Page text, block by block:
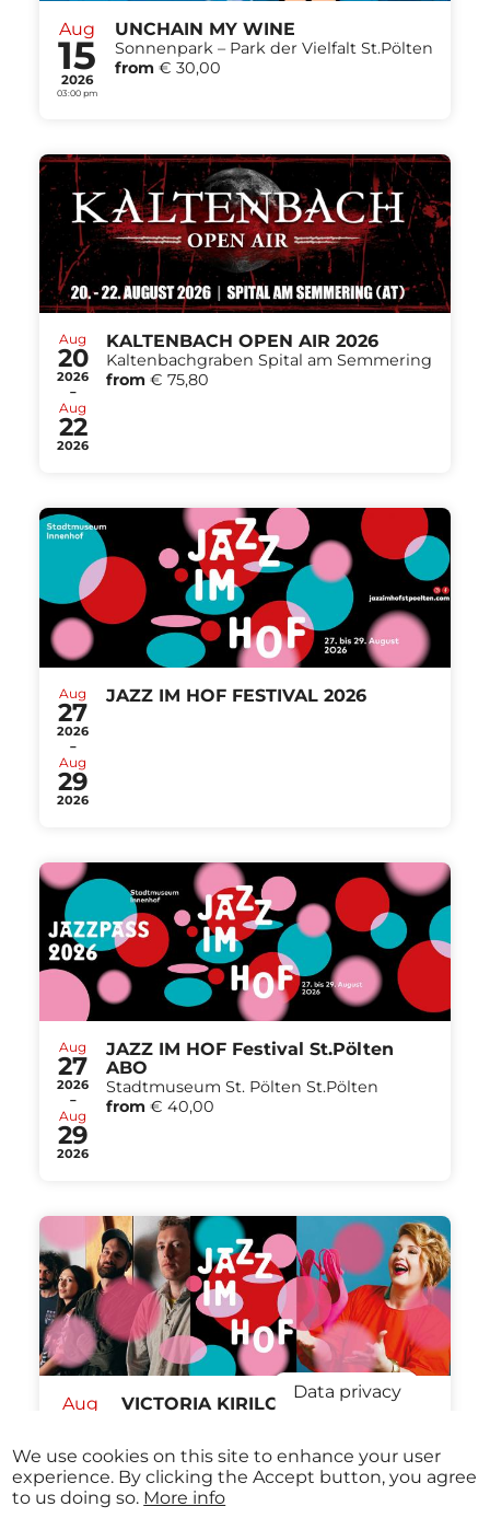
Aug
15
2026
03:00 pm
UNCHAIN MY WINE
Sonnenpark – Park der Vielfalt St.Pölten
from € 30,00
Aug
20
2026
-
Aug
22
2026
KALTENBACH OPEN AIR 2026
Kaltenbachgraben Spital am Semmering
from € 75,80
Aug
27
2026
-
Aug
29
2026
JAZZ IM HOF FESTIVAL 2026
Aug
27
2026
-
Aug
29
2026
JAZZ IM HOF Festival St.Pölten
ABO
Stadtmuseum St. Pölten St.Pölten
from € 40,00
Aug
2026
07:30 pm
VICTORIA KIRILOVA QUARTET /
from€ 12,00
Data privacy
We use cookies on this site to enhance your user
experience. By clicking the Accept button, you agree
to us doing so. More info